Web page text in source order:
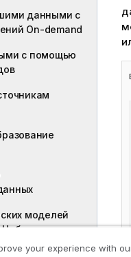
данными с
On-demand
с помощью
моделей
your experience with